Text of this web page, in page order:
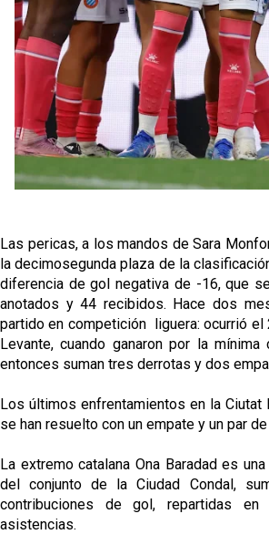
El Sevilla oficializa el traspaso de
Las pericas, a los mandos de Sara
la decimosegunda plaza de la
diferencia de gol negativa de -16, que
anotados y 44 recibidos. Hace dos
partido en competición liguera: ocurrió el
Levante, cuando ganaron por la
entonces suman tres derrotas y dos
Los últimos enfrentamientos en la Ciutat
se han resuelto con un empate y un par
La extremo catalana Ona Baradad es
del conjunto de la Ciudad Condal,
contribuciones de gol, repartidas
asistencias.